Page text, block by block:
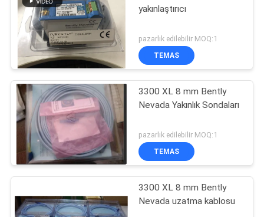
yakınlaştırıcı
pazarlık edilebilir MOQ:1
TEMAS
3300 XL 8 mm Bently
Nevada Yakınlık Sondaları
pazarlık edilebilir MOQ:1
TEMAS
3300 XL 8 mm Bently
Nevada uzatma kablosu